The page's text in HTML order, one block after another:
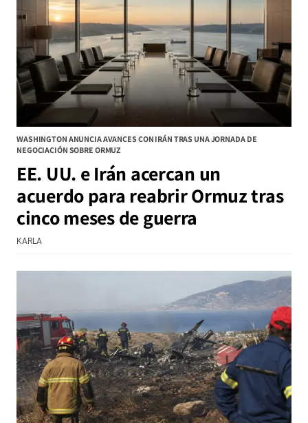
WASHINGTON ANUNCIA AVANCES CON IRÁN TRAS UNA JORNADA DE
NEGOCIACIÓN SOBRE ORMUZ
EE. UU. e Irán acercan un
acuerdo para reabrir Ormuz tras
cinco meses de guerra
KARLA